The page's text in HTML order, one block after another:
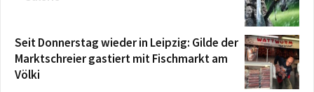
Seit Donnerstag wieder in Leipzig: Gilde der
Marktschreier gastiert mit Fischmarkt am
Völki